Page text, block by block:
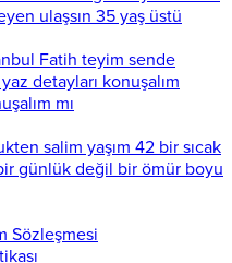
ulaşsın 35 yaş üstü
Fatih teyim sende
detayları konuşalım
mı
salim yaşım 42 bir sıcak
günlük değil bir ömür boyu
Sözleşmesi